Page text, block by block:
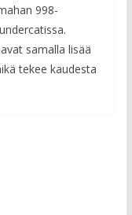
998-
samalla lisää
tekee kaudesta